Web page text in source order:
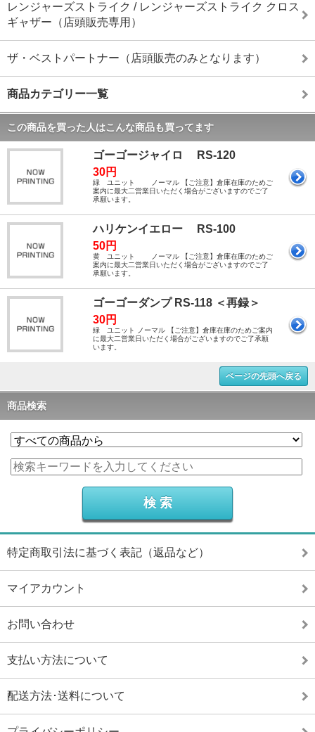
レンジャーズストライク / レンジャーズストライク クロス
ギャザー（店頭販売専用）
ザ・ベストパートナー（店頭販売のみとなります）
商品カテゴリー一覧
この商品を買った人はこんな商品も買ってます
ゴーゴージャイロ RS-120
30円
緑 ユニット ノーマル 【ご注意】倉庫在庫のためご
案内に最大二営業日いただく場合がございますのでご了
承願います。
ハリケンイエロー RS-100
50円
黄 ユニット ノーマル 【ご注意】倉庫在庫のためご
案内に最大二営業日いただく場合がございますのでご了
承願います。
ゴーゴーダンプ RS-118 ＜再録＞
30円
緑 ユニット ノーマル 【ご注意】倉庫在庫のためご案内
に最大二営業日いただく場合がございますのでご了承願
います。
ページの先頭へ戻る
商品検索
特定商取引法に基づく表記（返品など）
マイアカウント
お問い合わせ
支払い方法について
配送方法･送料について